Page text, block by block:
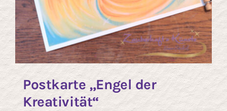
Postkarte „Engel der
Kreativität“